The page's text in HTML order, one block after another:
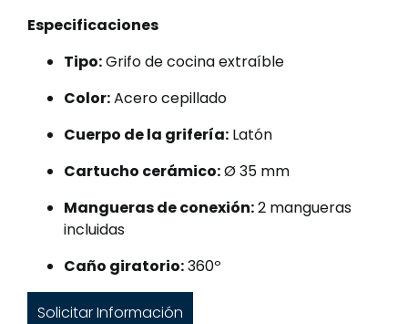
Especificaciones
Tipo:Grifo de cocina extraíble
Color:Acero cepillado
Cuerpo de la grifería: Latón
Cartucho cerámico:Ø 35 mm
Mangueras de conexión:2 mangueras
incluidas
Caño giratorio:360º
Solicitar Información